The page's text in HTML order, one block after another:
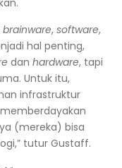
brainware, software,
hal penting,
dan hardware, tapi
Untuk itu,
infrastruktur
(mereka) bisa
tutur Gustaff.